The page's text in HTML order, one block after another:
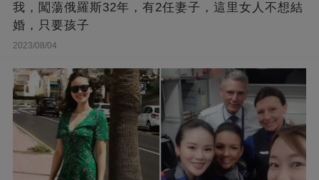
我，闖蕩俄羅斯32年，有2任妻子，這里女人不想結
婚，只要孩子
2023/08/04